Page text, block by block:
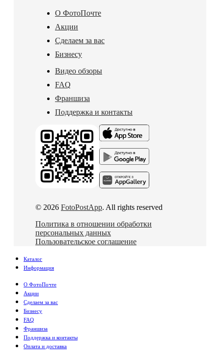
О ФотоПочте
Акции
Сделаем за вас
Бизнесу
Видео обзоры
FAQ
Франшиза
Поддержка и контакты
© 2026 FotoPostApp. All rights reserved
Политика в отношении обработки
персональных данных
Пользовательское соглашение
Каталог
Информация
О ФотоПочте
Акции
Сделаем за вас
Бизнесу
FAQ
Франшиза
Поддержка и контакты
Оплата и доставка